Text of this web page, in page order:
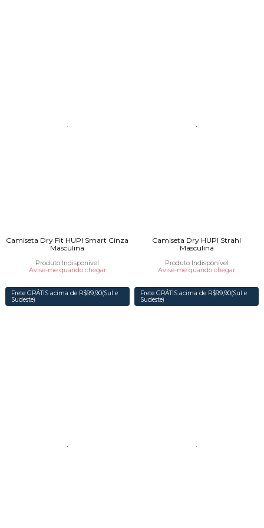
Camiseta Dry Fit HUPI Smart Cinza
Masculina
Produto Indisponível
Avise-me quando chegar
Frete GRÁTIS acima de R$99,90(Sul e
Sudeste)
Camiseta Dry HUPI Strahl
Masculina
Produto Indisponível
Avise-me quando chegar
Frete GRÁTIS acima de R$99,90(Sul e
Sudeste)